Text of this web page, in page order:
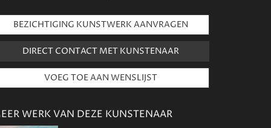
BEZICHTIGING KUNSTWERK AANVRAGEN
DIRECT CONTACT MET KUNSTENAAR
WERK VAN DEZE KUNSTENAAR